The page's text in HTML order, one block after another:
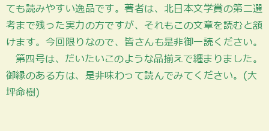
ても読みやすい逸品です。著者は、北日本文学賞の第二選
考まで残った実力の方ですが、それもこの文章を読むと頷
けます。今回限りなので、皆さんも是非御一読ください。
第四号は、だいたいこのような品揃えで纏まりました。
御縁のある方は、是非味わって読んでみてください。(大
坪命樹)